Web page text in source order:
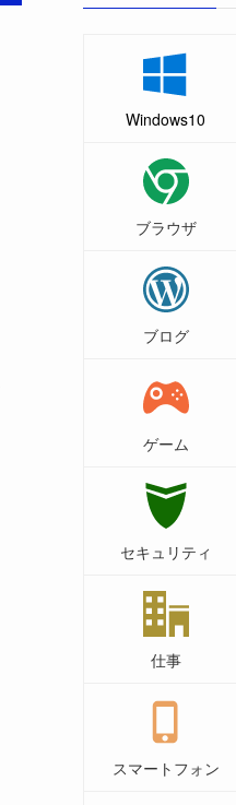
Windows10
ブラウザ
ブログ
ゲーム
セキュリティ
仕事
スマートフォン